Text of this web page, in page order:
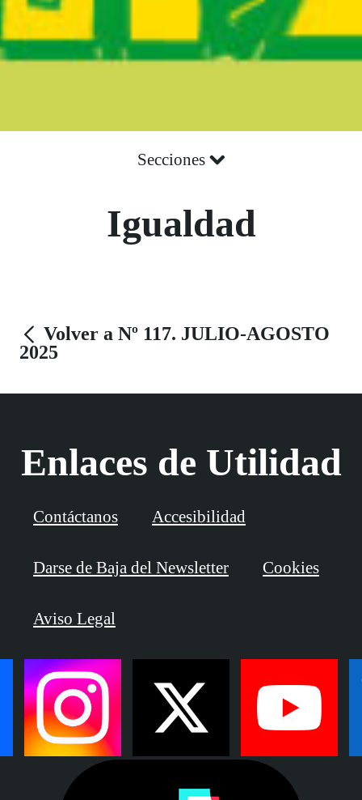
Secciones
Igualdad
Volver a Nº 117. JULIO-AGOSTO
2025
Enlaces de Utilidad
Contáctanos Accesibilidad
Darse de Baja del Newsletter Cookies
Aviso Legal